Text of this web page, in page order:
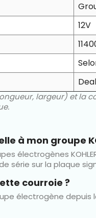
12V
largeur) et la
à mon groupe
électrogènes
série sur la plaque
courroie ?
électrogène